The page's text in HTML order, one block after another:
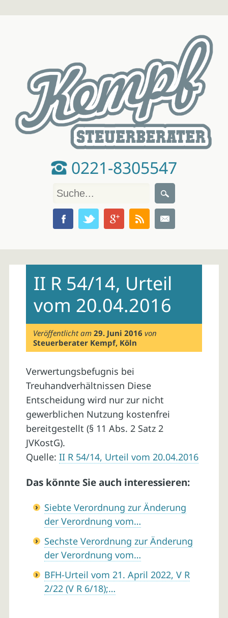
0221-8305547
contentII R 54/14, Urteil
vom 20.04.2016
Veröffentlicht am29. Juni 2016 von
Steuerberater Kempf, Köln
Verwertungsbefugnis bei
Treuhandverhältnissen Diese
Entscheidung wird nur zur nicht
gewerblichen Nutzung kostenfrei
bereitgestellt (§ 11 Abs. 2 Satz 2
JVKostG).
Quelle: II R 54/14, Urteil vom 20.04.2016
Das könnte Sie auch interessieren:
Siebte Verordnung zur Änderung
der Verordnung vom…
Sechste Verordnung zur Änderung
der Verordnung vom…
BFH-Urteil vom 21. April 2022, V R
2/22 (V R 6/18);…